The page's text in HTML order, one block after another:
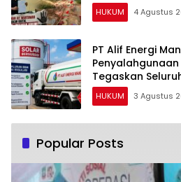
HUKUM 4 Agustus
PT Alif Energi
Penyalahgunaan
Tegaskan
Regulasi
HUKUM 3 Agustus
Popular Posts